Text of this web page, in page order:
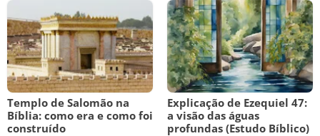
Templo de Salomão na
Bíblia: como era e como foi
construído
Explicação de Ezequiel 47:
a visão das águas
profundas (Estudo Bíblico)